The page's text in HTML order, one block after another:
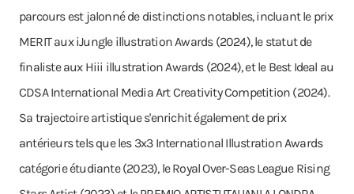
parcours est jalonné de distinctions notables, incluant le prix
MERIT aux iJungle illustration Awards (2024), le statut de
finaliste aux Hiii illustration Awards (2024), et le Best Ideal au
CDSA International Media Art Creativity Competition (2024).
Sa trajectoire artistique s'enrichit également de prix
antérieurs tels que les 3x3 International Illustration Awards
catégorie étudiante (2023), le Royal Over-Seas League Rising